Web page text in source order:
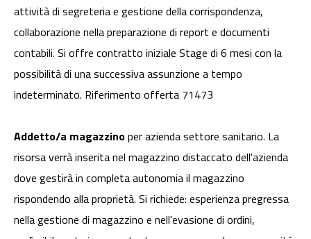
attività di segreteria e gestione della corrispondenza,
collaborazione nella preparazione di report e documenti
contabili. Si offre contratto iniziale Stage di 6 mesi con la
possibilità di una successiva assunzione a tempo
indeterminato. Riferimento offerta 71473
Addetto/a magazzinoper azienda settore sanitario. La
risorsa verrà inserita nel magazzino distaccato dell'azienda
dove gestirà in completa autonomia il magazzino
rispondendo alla proprietà. Si richiede: esperienza pregressa
nella gestione di magazzino e nell'evasione di ordini,